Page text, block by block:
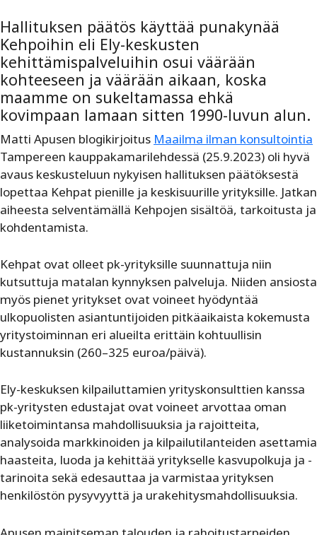
Hallituksen päätös käyttää punakynää
Kehpoihin eli Ely-keskusten
kehittämispalveluihin osui väärään
kohteeseen ja väärään aikaan, koska
maamme on sukeltamassa ehkä
kovimpaan lamaan sitten 1990-luvun alun.
Matti Apusen blogikirjoitus Maailma ilman konsultointia
Tampereen kauppakamarilehdessä (25.9.2023) oli hyvä
avaus keskusteluun nykyisen hallituksen päätöksestä
lopettaa Kehpat pienille ja keskisuurille yrityksille. Jatkan
aiheesta selventämällä Kehpojen sisältöä, tarkoitusta ja
kohdentamista.
Kehpat ovat olleet pk-yrityksille suunnattuja niin
kutsuttuja matalan kynnyksen palveluja. Niiden ansiosta
myös pienet yritykset ovat voineet hyödyntää
ulkopuolisten asiantuntijoiden pitkäaikaista kokemusta
yritystoiminnan eri alueilta erittäin kohtuullisin
kustannuksin (260–325 euroa/päivä).
Ely-keskuksen kilpailuttamien yrityskonsulttien kanssa
pk-yritysten edustajat ovat voineet arvottaa oman
liiketoimintansa mahdollisuuksia ja rajoitteita,
analysoida markkinoiden ja kilpailutilanteiden asettamia
haasteita, luoda ja kehittää yritykselle kasvupolkuja ja -
tarinoita sekä edesauttaa ja varmistaa yrityksen
henkilöstön pysyvyyttä ja urakehitysmahdollisuuksia.